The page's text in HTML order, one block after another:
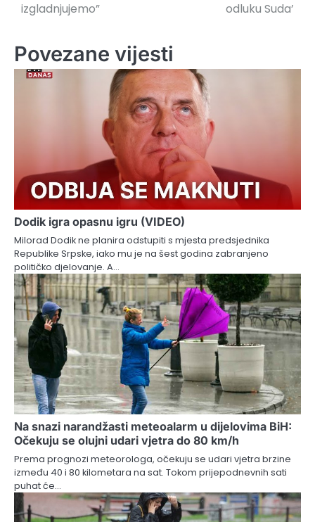
izgladnjujemo”
odluku Suda’
Povezane vijesti
Dodik igra opasnu igru (VIDEO)
Milorad Dodik ne planira odstupiti s mjesta predsjednika
Republike Srpske, iako mu je na šest godina zabranjeno
političko djelovanje. A…
Na snazi narandžasti meteoalarm u dijelovima BiH:
Očekuju se olujni udari vjetra do 80 km/h
Prema prognozi meteorologa, očekuju se udari vjetra brzine
između 40 i 80 kilometara na sat. Tokom prijepodnevnih sati
puhat će…